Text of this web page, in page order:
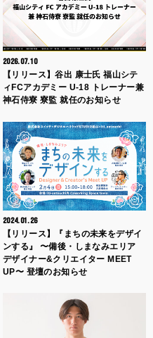
2026.07.10
【リリース】谷出 康士氏 福山シテ
ィFCアカデミー U-18 トレーナー兼
神石侍寮 寮監 就任のお知らせ
2024.01.26
【リリース】『まちの未来をデザイ
ンする』 〜備後・しまなみエリア
デザイナー&クリエイター MEET
UP〜 登壇のお知らせ